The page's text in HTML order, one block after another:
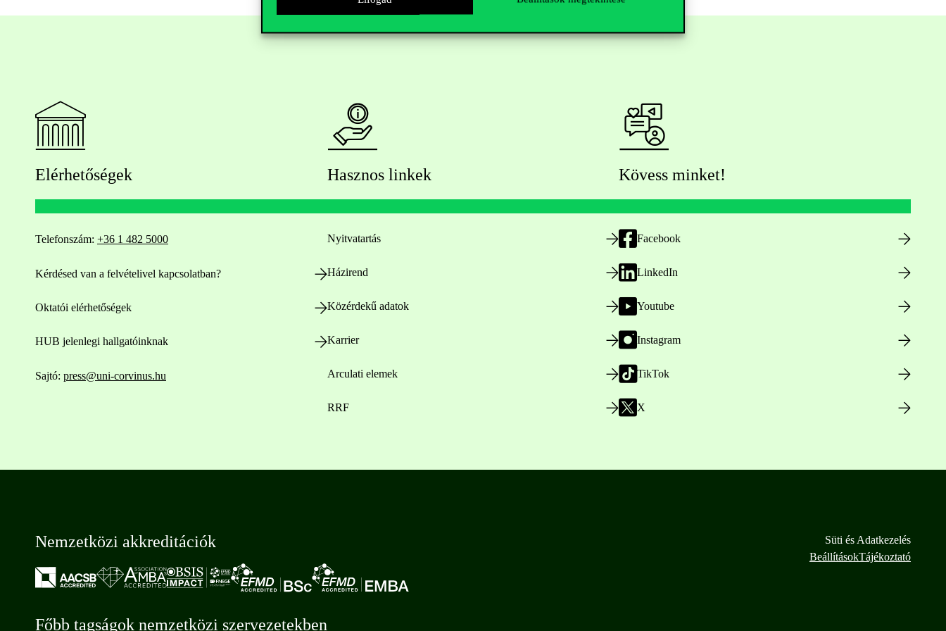
Elérhetőségek
Telefonszám: +36 1 482 5000
Kérdésed van a felvételivel kapcsolatban?
Oktatói elérhetőségek
HUB jelenlegi hallgatóinknak
Sajtó: press@uni-corvinus.hu
Hasznos linkek
Nyitvatartás
Házirend
Közérdekű adatok
Karrier
Arculati elemek
RRF
Kövess minket!
Facebook
LinkedIn
Youtube
Instagram
TikTok
X
Nemzetközi akkreditációk
Főbb tagságok nemzetközi szervezetekben
Süti és Adatkezelés
BeállításokTájékoztató